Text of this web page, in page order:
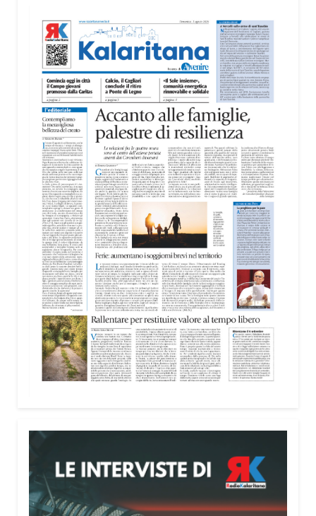
con disabilità nelle attività dell’OAMI al supporto nei
centri di accoglienza per migranti, dove
contribuiscono anche alla cura degli spazi comuni.
«Prendersi cura degli ambienti significa favorire
accoglienza e dignità», racconta Alessandro
Adimari.
Tra i partecipanti anche i seminaristi, impegnati
accanto agli anziani della casa di riposo Cristo Re.
«Un’esperienza di crescita umana e spirituale che
rafforza la vocazione al servizio», sottolinea
Cristiano Pani.
Il programma dedica spazio anche ai temi della
pace e della cooperazione nel Mediterraneo. Oggi
pomeriggio, alla Mediateca del Mediterraneo
(MEM), l’incontro con l’arcivescovo monsignor
Giuseppe Baturi ha approfondito il ruolo dei giovani
nella costruzione di ponti tra culture e popoli, con
un confronto inserito nel percorso “Cagliari Città
della Pace e del Mediterraneo”, progetto che
promuove il dialogo e la collaborazione tra le
libanese del Consiglio dei Giovani del
Mediterraneo della CEI: «Il campo è molto più di
un’esperienza di volontariato: è un’opportunità per
costruire relazioni attraverso il servizio, linguaggio
universale capace di unire persone diverse».